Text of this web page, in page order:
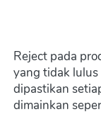
Reject pada
yang tidak
dipastikan
dimainkan